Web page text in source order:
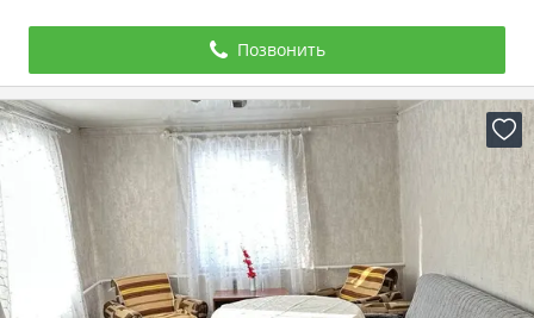
Позвонить